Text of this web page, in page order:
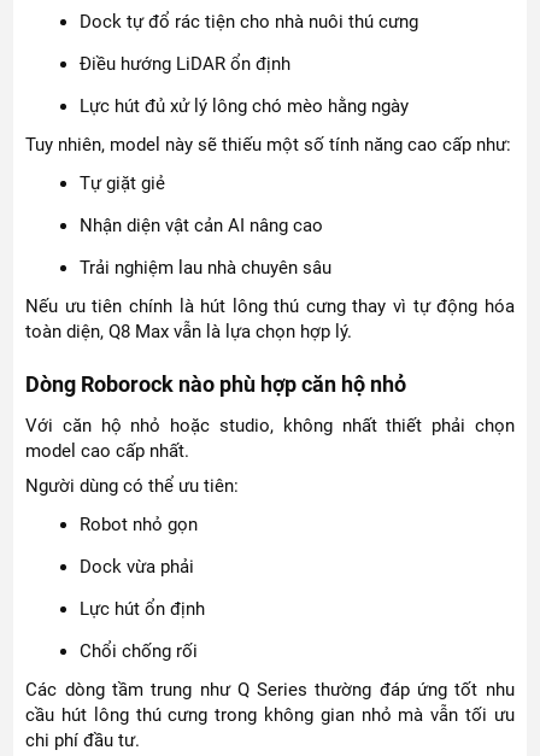
Dock tự đổ rác tiện cho nhà nuôi thú cưng
Điều hướng LiDAR ổn định
Lực hút đủ xử lý lông chó mèo hằng ngày
Tuy nhiên, model này sẽ thiếu một số tính năng cao cấp như:
Tự giặt giẻ
Nhận diện vật cản AI nâng cao
Trải nghiệm lau nhà chuyên sâu
Nếu ưu tiên chính là hút lông thú cưng thay vì tự động hóa
toàn diện, Q8 Max vẫn là lựa chọn hợp lý.
Dòng Roborock nào phù hợp căn hộ nhỏ
Với căn hộ nhỏ hoặc studio, không nhất thiết phải chọn
model cao cấp nhất.
Người dùng có thể ưu tiên:
Robot nhỏ gọn
Dock vừa phải
Lực hút ổn định
Chổi chống rối
Các dòng tầm trung như Q Series thường đáp ứng tốt nhu
cầu hút lông thú cưng trong không gian nhỏ mà vẫn tối ưu
chi phí đầu tư.